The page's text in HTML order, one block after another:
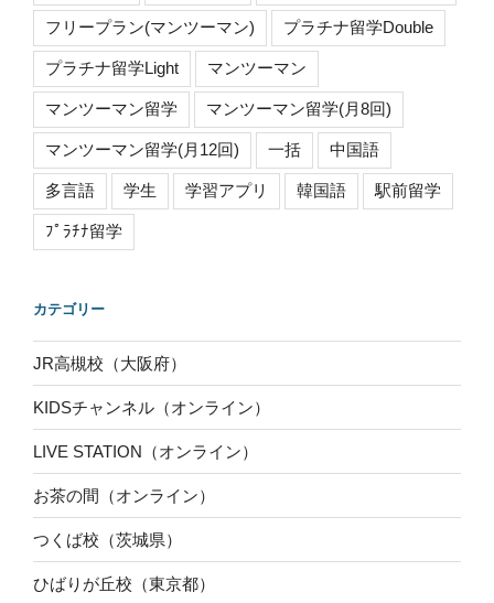
フリープラン(マンツーマン) プラチナ留学Double
プラチナ留学Light マンツーマン
マンツーマン留学 マンツーマン留学(月8回)
マンツーマン留学(月12回) 一括 中国語
多言語 学生 学習アプリ 韓国語 駅前留学
ﾌﾟﾗﾁﾅ留学
カテゴリー
JR高槻校（大阪府）
KIDSチャンネル（オンライン）
LIVE STATION（オンライン）
お茶の間（オンライン）
つくば校（茨城県）
ひばりが丘校（東京都）